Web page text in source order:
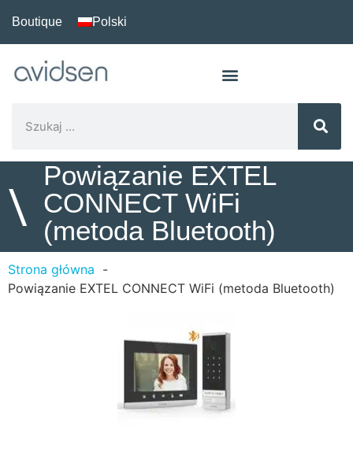
Boutique Polski
\
Powiązanie EXTEL
CONNECT WiFi
(metoda Bluetooth)
Strona główna
Powiązanie EXTEL CONNECT WiFi (metoda Bluetooth)